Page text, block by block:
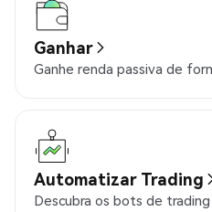
Ganhar
Ganhe renda passiva de
Automatizar Trading
Descubra os bots de